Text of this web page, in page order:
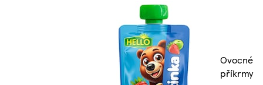
Ovocné
příkrmy